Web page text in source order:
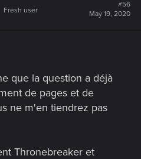
Fresh user
#56
May 19, 2020
que la question a déjà
de pages et de
ne m'en tiendrez pas
Thronebreaker et